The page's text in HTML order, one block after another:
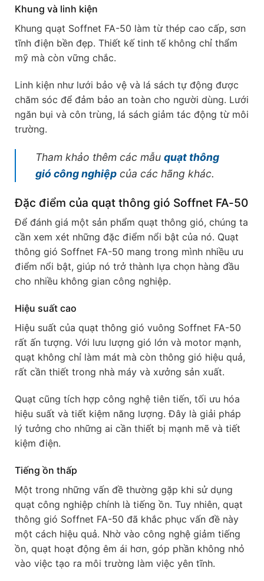
Khung và linh kiện
Khung quạt Soffnet FA-50 làm từ thép cao cấp, sơn
tĩnh điện bền đẹp. Thiết kế tinh tế không chỉ thẩm
mỹ mà còn vững chắc.
Linh kiện như lưới bảo vệ và lá sách tự động được
chăm sóc để đảm bảo an toàn cho người dùng. Lưới
ngăn bụi và côn trùng, lá sách giảm tác động từ môi
trường.
Tham khảo thêm các mẫu quạt thông
gió công nghiệp của các hãng khác.
Đặc điểm của quạt thông gió Soffnet FA-50
Để đánh giá một sản phẩm quạt thông gió, chúng ta
cần xem xét những đặc điểm nổi bật của nó. Quạt
thông gió Soffnet FA-50 mang trong mình nhiều ưu
điểm nổi bật, giúp nó trở thành lựa chọn hàng đầu
cho nhiều không gian công nghiệp.
Hiệu suất cao
Hiệu suất của quạt thông gió vuông Soffnet FA-50
rất ấn tượng. Với lưu lượng gió lớn và motor mạnh,
quạt không chỉ làm mát mà còn thông gió hiệu quả,
rất cần thiết trong nhà máy và xưởng sản xuất.
Quạt cũng tích hợp công nghệ tiên tiến, tối ưu hóa
hiệu suất và tiết kiệm năng lượng. Đây là giải pháp
lý tưởng cho những ai cần thiết bị mạnh mẽ và tiết
kiệm điện.
Tiếng ồn thấp
Một trong những vấn đề thường gặp khi sử dụng
quạt công nghiệp chính là tiếng ồn. Tuy nhiên, quạt
thông gió Soffnet FA-50 đã khắc phục vấn đề này
một cách hiệu quả. Nhờ vào công nghệ giảm tiếng
ồn, quạt hoạt động êm ái hơn, góp phần không nhỏ
vào việc tạo ra môi trường làm việc yên tĩnh.